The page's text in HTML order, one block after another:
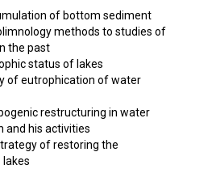
of bottom sediment
methods to studies of
the past
status of lakes
of eutrophication of water
restructuring in water
and his activities
of restoring the